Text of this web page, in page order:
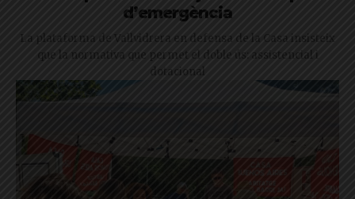
d’emergència
La plataforma de Vallvidrera en defensa de la Casa insisteix
que la normativa que permet el doble ús: assistencial i
dotacional